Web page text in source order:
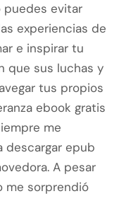
puedes evitar
experiencias de
e inspirar tu
que sus luchas y
tus propios
ebook gratis
me
descargar epub
A pesar
me sorprendió